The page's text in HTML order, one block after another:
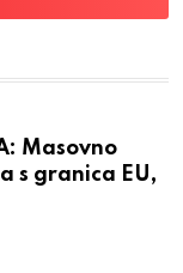
Masovno
s granica EU,